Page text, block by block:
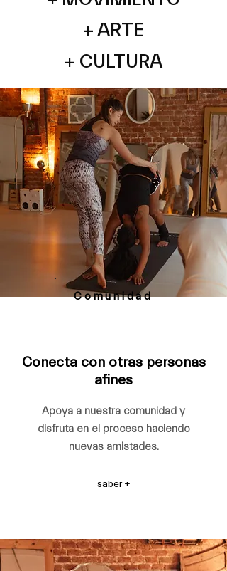
+ ARTE
+ CULTURA
Comunidad
Conecta con otras personas
afines
Apoya a nuestra comunidad y
disfruta en el proceso haciendo
nuevas amistades.
saber +